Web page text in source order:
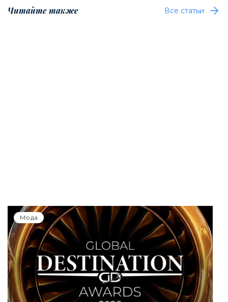
Читайте также Все статьи
Мода